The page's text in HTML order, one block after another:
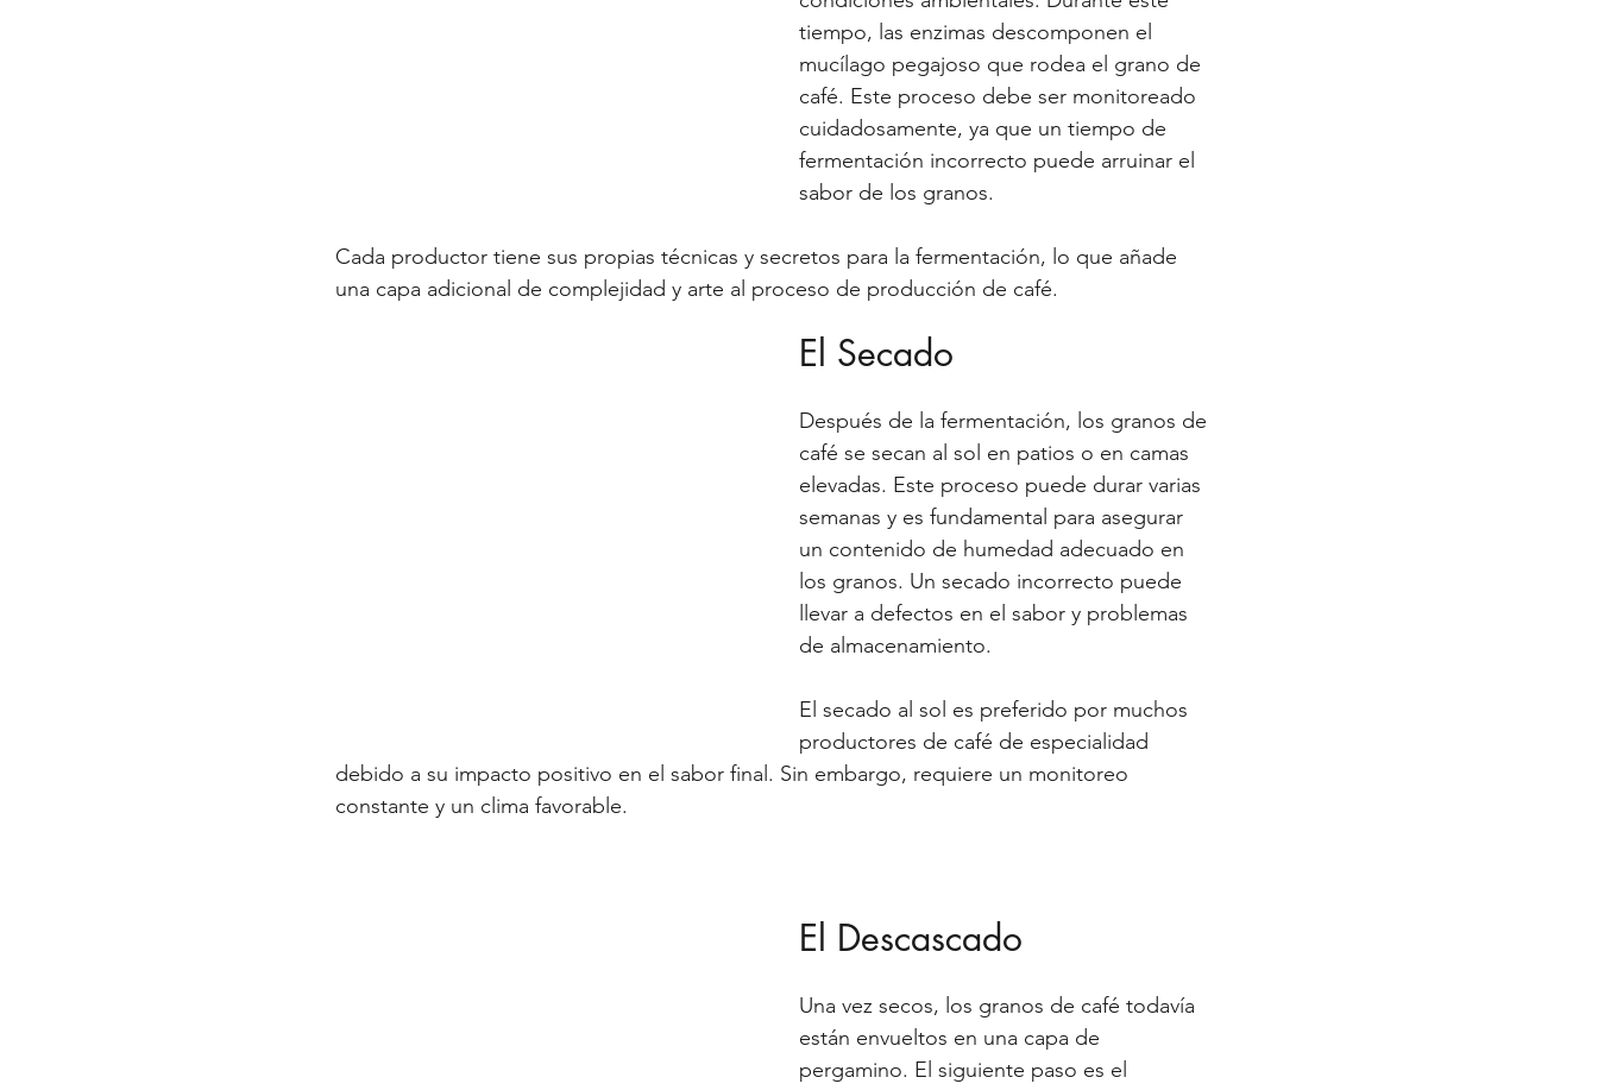
tiempo, las enzimas descomponen el
mucílago pegajoso que rodea el grano de
café. Este proceso debe ser monitoreado
cuidadosamente, ya que un tiempo de
fermentación incorrecto puede arruinar el
sabor de los granos.
Cada productor tiene sus propias técnicas y secretos para la fermentación, lo que añade
una capa adicional de complejidad y arte al proceso de producción de café.
El Secado
Después de la fermentación, los granos de
café se secan al sol en patios o en camas
elevadas. Este proceso puede durar varias
semanas y es fundamental para asegurar
un contenido de humedad adecuado en
los granos. Un secado incorrecto puede
llevar a defectos en el sabor y problemas
de almacenamiento.
El secado al sol es preferido por muchos
productores de café de especialidad
debido a su impacto positivo en el sabor final. Sin embargo, requiere un monitoreo
constante y un clima favorable.
El Descascado
Una vez secos, los granos de café todavía
están envueltos en una capa de
pergamino. El siguiente paso es el